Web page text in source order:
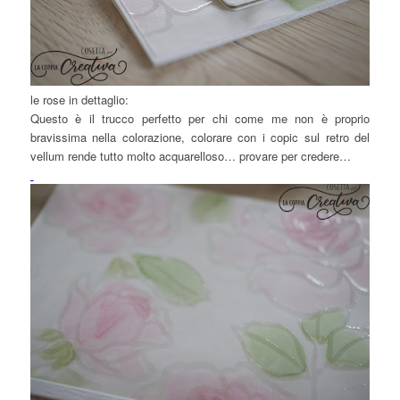
le rose in dettaglio:
Questo è il trucco perfetto per chi come me non è proprio
bravissima nella colorazione, colorare con i copic sul retro del
vellum rende tutto molto acquarelloso… provare per credere…